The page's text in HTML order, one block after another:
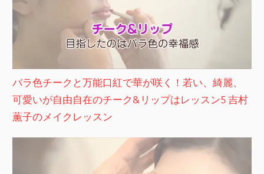
バラ色チークと万能口紅で華が咲く！若い、綺麗、
可愛いが自由自在のチーク&リップはレッスン5 吉村
薫子のメイクレッスン